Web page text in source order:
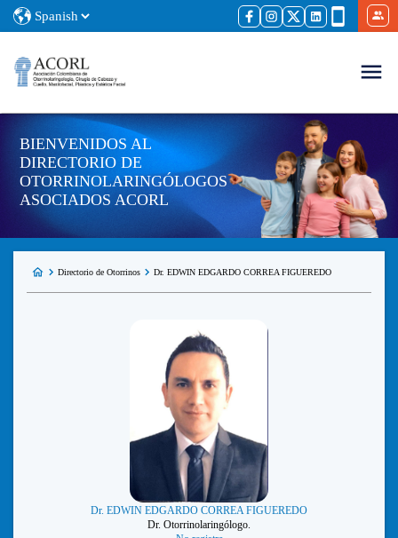
BIENVENIDOS AL
DIRECTORIO DE
OTORRINOLARINGÓLOGOS
ASOCIADOS ACORL
Directorio de Otorrinos Dr. EDWIN EDGARDO CORREA FIGUEREDO
Dr. EDWIN EDGARDO CORREA FIGUEREDO
Dr. Otorrinolaringólogo.